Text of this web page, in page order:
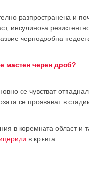
разпространена и
инсулинова
чернодробна
мастен черен дроб?
се чувстват
се проявяват в
в коремната област и
в кръвта